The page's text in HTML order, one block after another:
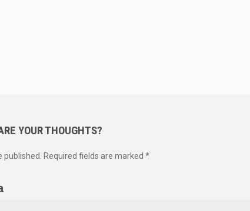
YOUR THOUGHTS?
published. Required fields are marked *